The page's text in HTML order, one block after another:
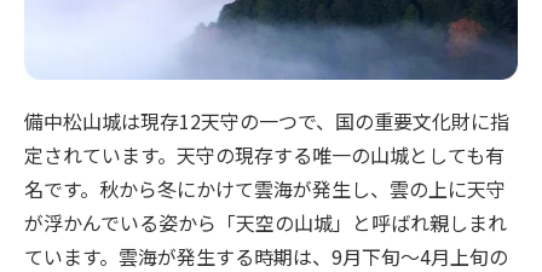
備中松山城は現存12天守の一つで、国の重要文化財に指
定されています。天守の現存する唯一の山城としても有
名です。秋から冬にかけて雲海が発生し、雲の上に天守
が浮かんでいる姿から「天空の山城」と呼ばれ親しまれ
ています。雲海が発生する時期は、9月下旬～4月上旬の